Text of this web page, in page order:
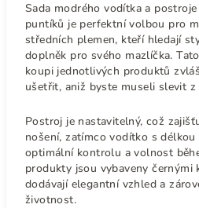
Sada modrého vodítka a
puntíků je perfektní volbou pro
středních plemen, kteří hledají
doplněk pro svého mazlíčka.
koupi jednotlivých produktů
ušetřit, aniž byste museli slevit z
Postroj je nastavitelný, což
nošení, zatímco vodítko s
optimální kontrolu a volnost
produkty jsou vybaveny černými
dodávají elegantní vzhled a
životnost.